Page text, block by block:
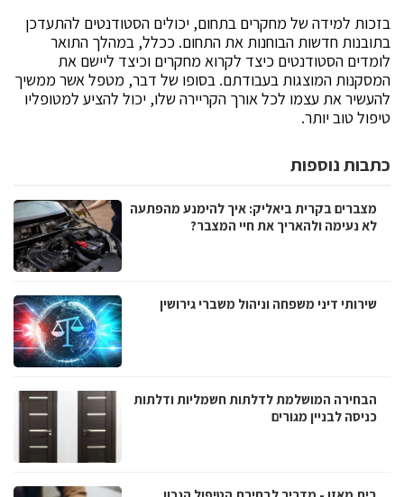
בזכות למידה של מחקרים בתחום, יכולים הסטודנטים להתעדכן
בתובנות חדשות הבוחנות את התחום. ככלל, במהלך התואר
לומדים הסטודנטים כיצד לקרוא מחקרים וכיצד ליישם את
המסקנות המוצגות בעבודתם. בסופו של דבר, מטפל אשר ממשיך
להעשיר את עצמו לכל אורך הקריירה שלו, יכול להציע למטופליו
טיפול טוב יותר.
כתבות נוספות
מצברים בקרית ביאליק: איך להימנע מהפתעה
לא נעימה ולהאריך את חיי המצבר?
שירותי דיני משפחה וניהול משברי גירושין
הבחירה המושלמת לדלתות חשמליות ודלתות
כניסה לבניין מגורים